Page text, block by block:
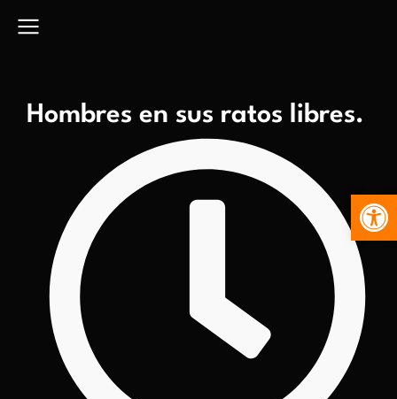
Hombres en sus ratos libres.